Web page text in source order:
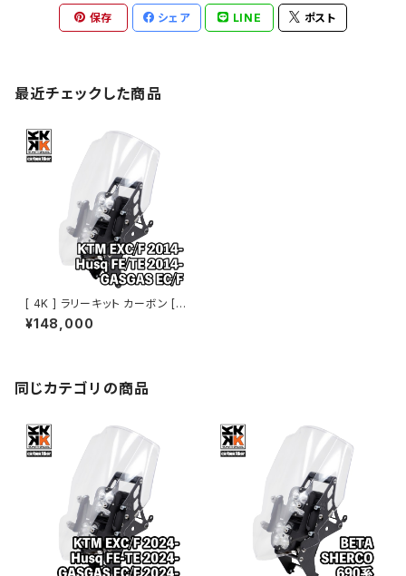
保存 シェア LINE ポスト
最近チェックした商品
[ 4K ] ラリーキット カーボン [
KTM・Husq・GASGAS EDマシ
ン 2014～2023]
¥148,000
同じカテゴリの商品